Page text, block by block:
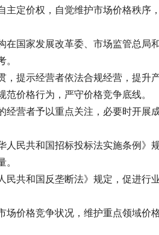
定价权，自觉维护市场价格秩序
国家发展改革委、市场监管总局
提示经营者依法合规经营，提升
价格行为，严守价格竞争底线。
营者予以重点关注，必要时开展
民共和国招标投标法实施条例》
共和国反垄断法》规定，促进行
价格竞争状况，维护重点领域价